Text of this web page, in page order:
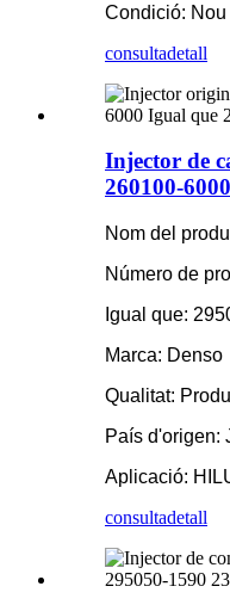
Condició: Nou
consultadetall
Injector de
260100-
Nom del
Número de
Igual que:
Marca: Denso
Qualitat:
País d'origen:
Aplicació:
consultadetall